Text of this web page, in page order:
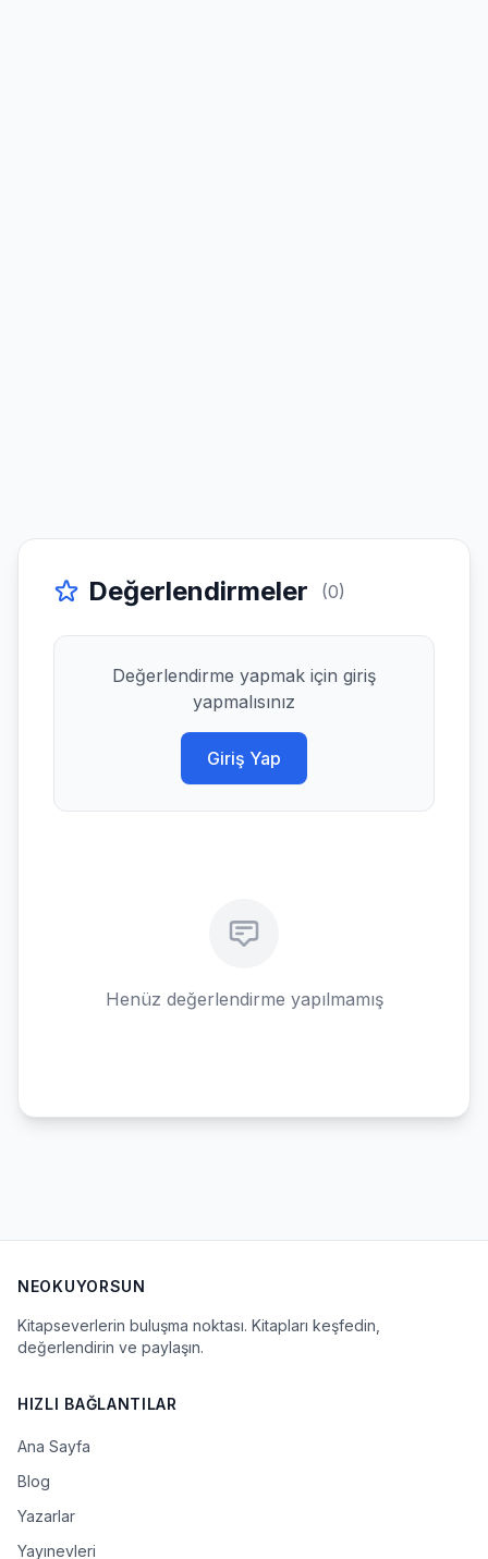
Değerlendirmeler (0)
Değerlendirme yapmak için giriş
yapmalısınız
Giriş Yap
Henüz değerlendirme yapılmamış
NEOKUYORSUN
Kitapseverlerin buluşma noktası. Kitapları keşfedin,
değerlendirin ve paylaşın.
HIZLI BAĞLANTILAR
Ana Sayfa
Blog
Yazarlar
Yayınevleri